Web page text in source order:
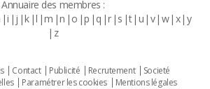
Annuaire des membres :
i j k l m n o p q r s t u v w x y
z
Contact Publicité Recrutement
Societé
Paramétrer les cookies
Mentions légales